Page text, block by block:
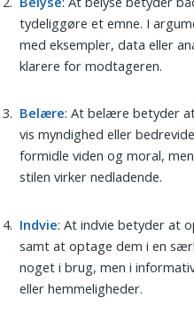
tydeliggøre et emne. I
med eksempler, data eller
klarere for modtageren.
Belære: At belære betyder
vis myndighed eller
formidle viden og moral,
stilen virker nedladende.
Indvie: At indvie betyder at
samt at optage dem i en
noget i brug, men i
eller hemmeligheder.